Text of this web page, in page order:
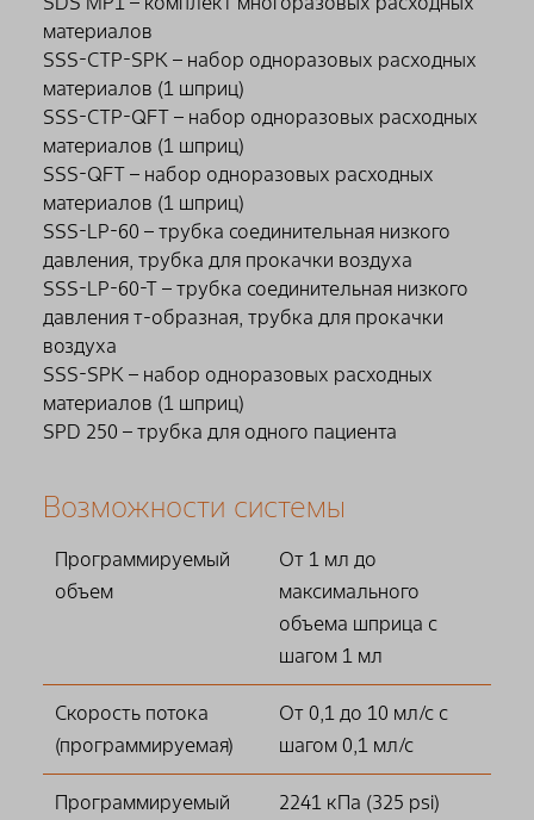
материалов
SSS-CTP-SPK – набор одноразовых расходных
материалов (1 шприц)
SSS-CTP-QFT – набор одноразовых расходных
материалов (1 шприц)
SSS-QFT – набор одноразовых расходных
материалов (1 шприц)
SSS-LP-60 – трубка соединительная низкого
давления, трубка для прокачки воздуха
SSS-LP-60-T – трубка соединительная низкого
давления т-образная, трубка для прокачки
воздуха
SSS-SPK – набор одноразовых расходных
материалов (1 шприц)
SPD 250 – трубка для одного пациента
Возможности системы
Программируемый
объем
От 1 мл до
максимального
объема шприца с
шагом 1 мл
Скорость потока
(программируемая)
От 0,1 до 10 мл/с с
шагом 0,1 мл/с
Программируемый
2241 кПа (325 psi)